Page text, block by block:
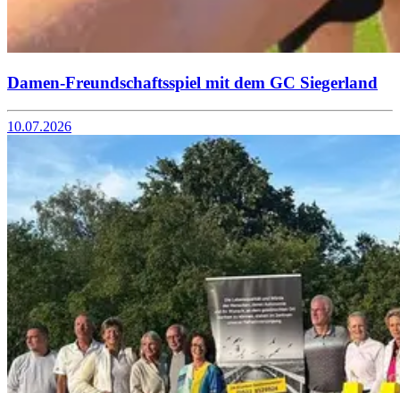
Damen-Freundschaftsspiel mit dem GC Siegerland
10.07.2026